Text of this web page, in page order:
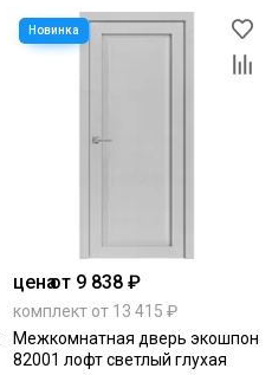
ценаот 9 838 ₽
комплект от 13 415 ₽
Межкомнатная дверь экошпон
82001 лофт светлый глухая